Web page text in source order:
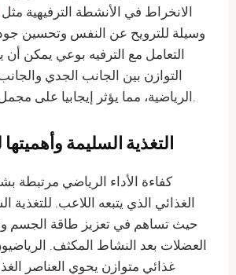
الانخراط في الأنشطة الترفيهية مثل
وسيلة للترويح عن النفس وتحسين
التعامل مع الترفيه بوعي يمكن أن
التوازن بين الجانب الجدي
الرياضية، مما يؤثر إيجابيا على مجمل تجربتهم الرياضية.
التغذية السليمة وأهميتها
كفاءة الأداء الرياضي مرتبطة
الغذائي الذي يتبعه اللاعب. للتغذية
حيث تساهم في تعزيز طاقة الجسم
العضلات بعد النشاط المكثف.
غذائي متوازن يحوي العناصر